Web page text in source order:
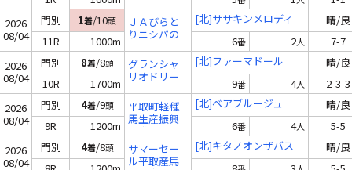
2026
08/04
門別 1着/10頭
ＪＡびらと
りニシパの
４ (二)～Ｃ３
(一)
[北]ササキンメロディ
晴/良
11R
1000m 6番 2人
7-7
2026
08/04
門別 8着/8頭
グランシャ
リオドリー
～Ｂ４(一)
[北]ファーマドール
晴/良
10R
1700m 9番 4人
2-3-3
2026
08/04
門別 4着/9頭
平取町軽種
馬生産振興
会賞 Ｃ４
(二)
[北]ベアブルージュ
晴/良
9R
1200m 6番 4人
5-5
2026
08/04
門別 4着/8頭
サマーセー
ル平取産馬
[北]キタノオンザバス
晴/良